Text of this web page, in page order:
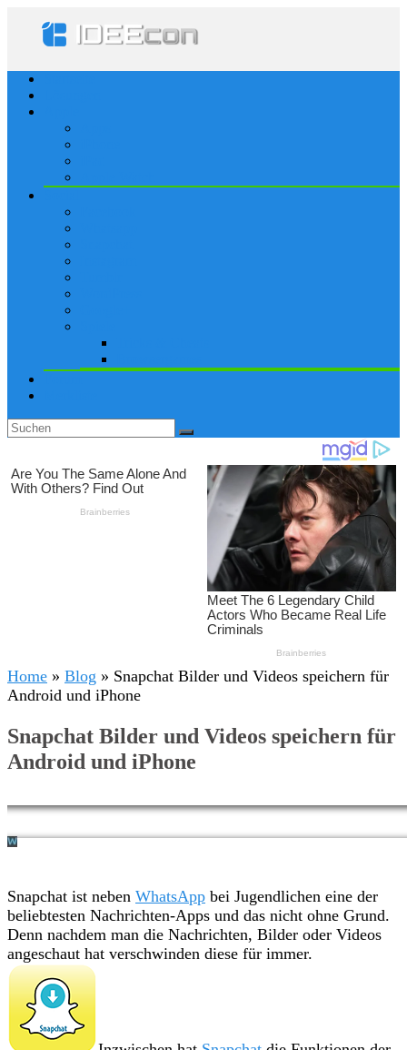
Home » Blog » Snapchat Bilder und Videos speichern für
Android und iPhone
Snapchat Bilder und Videos speichern für
Android und iPhone
Snapchat ist neben WhatsApp bei Jugendlichen eine der
beliebtesten Nachrichten-Apps und das nicht ohne Grund.
Denn nachdem man die Nachrichten, Bilder oder Videos
angeschaut hat verschwinden diese für immer.